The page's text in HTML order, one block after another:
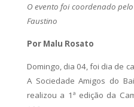
O evento foi coordenado
Faustino
Por Malu Rosato
Domingo, dia 04, foi dia de
A Sociedade Amigos do
realizou a 1ª edição da